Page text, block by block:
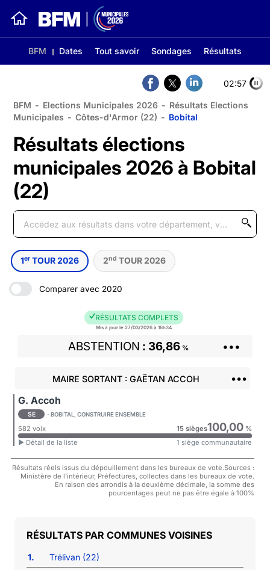
BFM Dates Tout savoir Sondages Résultats
02:56
BFM - Elections Municipales 2026 - Résultats Elections
Municipales - Côtes-d'Armor (22) - Bobital
Résultats élections
municipales 2026 à Bobital
(22)
1er TOUR 2026 2nd TOUR 2026
Comparer avec 2020
RÉSULTATS COMPLETS
Mis à jour le 27/03/2026 à 16h34
ABSTENTION 36,86 % •••
MAIRE SORTANT : GAËTAN ACCOH •••
G. Accoh
SE - BOBITAL, CONSTRUIRE ENSEMBLE
582 voix 15 sièges100,00%
► Détail de la liste
1 siège communautaire
Résultats réels issus du dépouillement dans les bureaux de vote.Sources :
Ministère de l'intérieur, Préfectures, collectes dans les bureaux de vote.
En raison des arrondis à la deuxième décimale, la somme des
pourcentages peut ne pas être égale à 100%
COMMUNES VOISINES
1.
Trélivan (22)